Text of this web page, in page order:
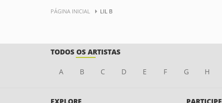
PÁGINA INICIAL LIL B
TODOS OS ARTISTAS
A B C D E F G H